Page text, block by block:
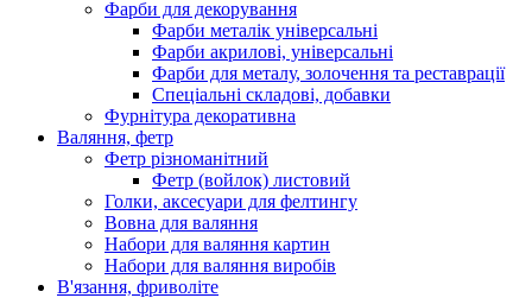
Фарби для декорування
Фарби металік універсальні
Фарби акрилові, універсальні
Фарби для металу, золочення та реставрації
Спеціальні складові, добавки
Фурнітура декоративна
Валяння, фетр
Фетр різноманітний
Фетр (войлок) листовий
Голки, аксесуари для фелтингу
Вовна для валяння
Набори для валяння картин
Набори для валяння виробів
В'язання, фриволіте